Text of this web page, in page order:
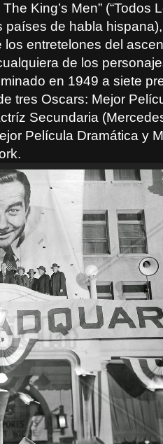
King’s Men” (“Todos
países de habla
entretelones del
de los
en 1949 a siete
tres Oscars: Mejor
Secundaria
Película Dramática y